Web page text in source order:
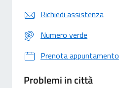
Richiedi assistenza
Numero verde
Prenota appuntamento
Problemi in città